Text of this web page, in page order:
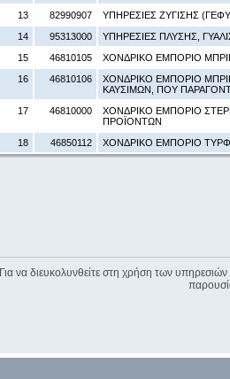
13
82990907
ΥΠΗΡΕΣΙΕΣ ΖΥΓΙΣΗΣ
14
95313000
ΥΠΗΡΕΣΙΕΣ ΠΛΥΣΗΣ,
15
46810105
ΧΟΝΔΡΙΚΟ ΕΜΠΟΡΙΟ
16
46810106
ΧΟΝΔΡΙΚΟ ΕΜΠΟΡΙΟ
ΚΑΥΣΙΜΩΝ, ΠΟΥ
17
46810000
ΧΟΝΔΡΙΚΟ ΕΜΠΟΡΙΟ
ΠΡΟΪΟΝΤΩΝ
18
46850112 ΧΟΝΔΡΙΚΟ ΕΜΠΟΡΙΟ
Για να διευκολυνθείτε στη χρήση των